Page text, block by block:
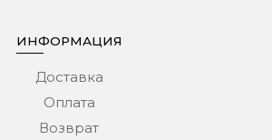
ИНФОРМАЦИЯ
Доставка
Оплата
Возврат